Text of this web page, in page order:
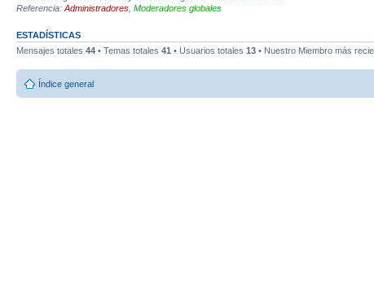
Referencia: Administradores Moderadores globales
ESTADÍSTICAS
Mensajes totales 44 • Temas totales 41 • Usuarios totales 13 • Nuestro Miembro más
Índice general